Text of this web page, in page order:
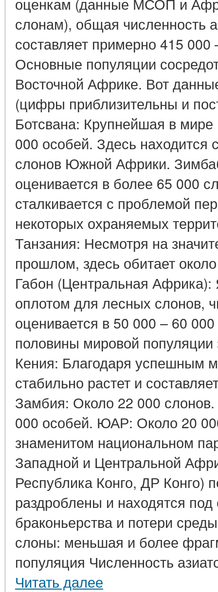
слонам), общая численность
составляет примерно 415
Основные популяции
Восточной Африке. Вот
(цифры приблизительны и
Ботсвана: Крупнейшая в
000 особей. Здесь находится
слонов Южной Африки.
оценивается в более 65 000
сталкивается с проблемой
некоторых охраняемых
Танзания: Несмотря на
прошлом, здесь обитает
Габон (Центральная Африка):
оплотом для лесных слонов,
оценивается в 50 000 – 60
половины мировой популяции
Кения: Благодаря успешным
стабильно растет и
Замбия: Около 22 000
000 особей. ЮАР: Около 20
знаменитом национальном
Западной и Центральной
Республика Конго, ДР Конго)
раздроблены и находятся под
браконьерства и потери
слоны: меньшая и более
популяция Численность
Читать далее